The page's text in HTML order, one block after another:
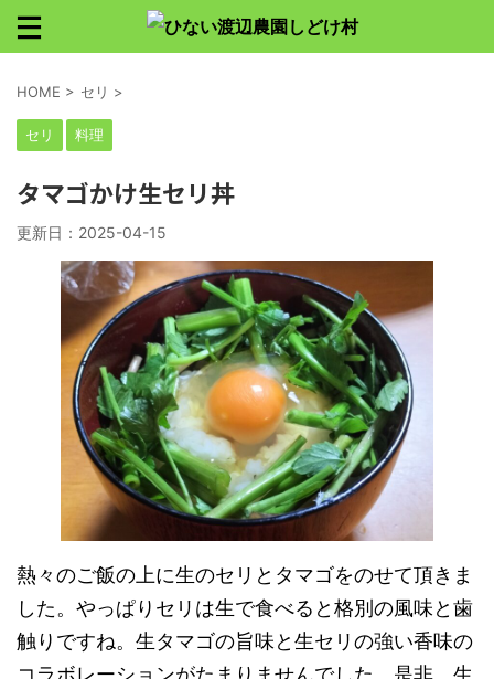
HOME > セリ >
セリ 料理
タマゴかけ生セリ丼
更新日： 2025-04-15
熱々のご飯の上に生のセリとタマゴをのせて頂きま
した。やっぱりセリは生で食べると格別の風味と歯
触りですね。生タマゴの旨味と生セリの強い香味の
コラボレーションがたまりませんでした。是非、生